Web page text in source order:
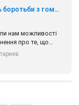
Зупинимо насильство проти ЛГБТ в Україні! Stop violence against LGBT in Ukraine!
PACT, який
з протидії
нашу
ЛГБТ в Україні.